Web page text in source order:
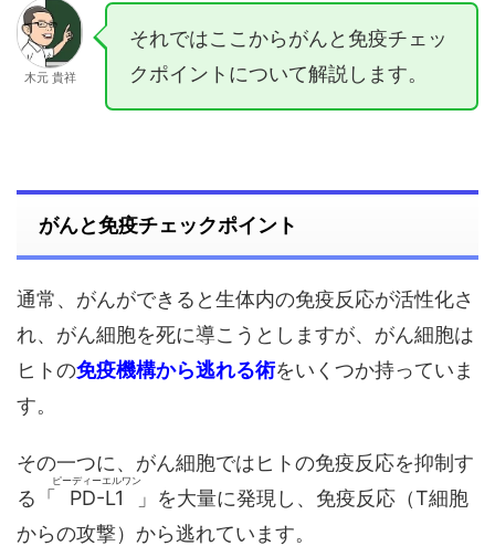
木元 貴祥
それではここからがんと免疫チェッ
クポイントについて解説します。
がんと免疫チェックポイント
通常、がんができると生体内の免疫反応が活性化さ
れ、がん細胞を死に導こうとしますが、がん細胞は
ヒトの免疫機構から逃れる術をいくつか持っていま
す。
その一つに、がん細胞ではヒトの免疫反応を抑制す
る「
PD-L1
ピーディーエルワン
」を大量に発現し、免疫反応（T細胞
からの攻撃）から逃れています。